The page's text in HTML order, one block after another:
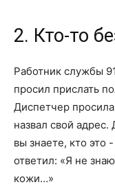
2. Кто-то
Работник службы
просил прислать
Диспетчер
назвал свой
вы знаете, кто
ответил: «Я не
кожи…»